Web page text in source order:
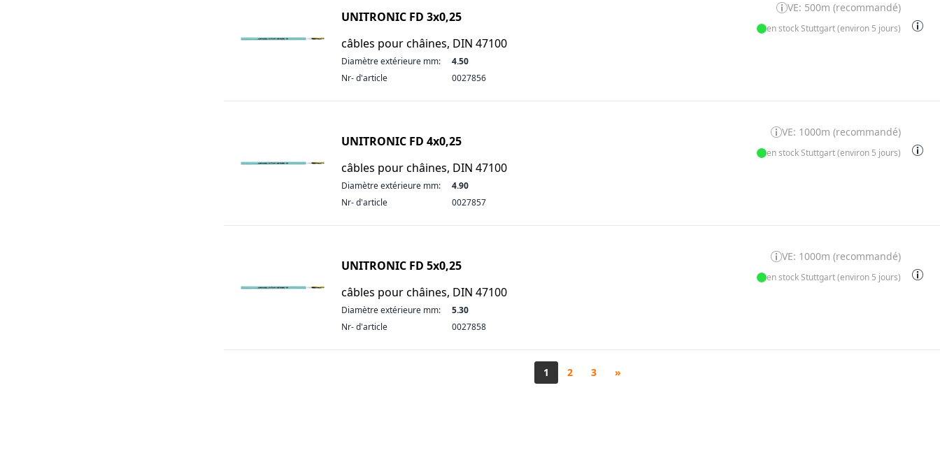
UNITRONIC FD 3x0,25
câbles pour châines, DIN 47100
Diamètre extérieure mm:
4.50
Nr- d'article
0027856
VE: 500m (recommandé)
en stock Stuttgart (environ 5 jours)
UNITRONIC FD 4x0,25
câbles pour châines, DIN 47100
Diamètre extérieure mm:
4.90
Nr- d'article
0027857
VE: 1000m (recommandé)
en stock Stuttgart (environ 5 jours)
UNITRONIC FD 5x0,25
câbles pour châines, DIN 47100
Diamètre extérieure mm:
5.30
Nr- d'article
0027858
VE: 1000m (recommandé)
en stock Stuttgart (environ 5 jours)
1 2 3 »